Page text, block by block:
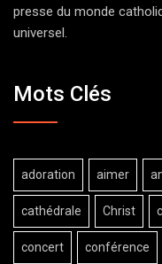
presse du monde
universel.
Mots Clés
adoration aimer
cathédrale Christ
concert conférence